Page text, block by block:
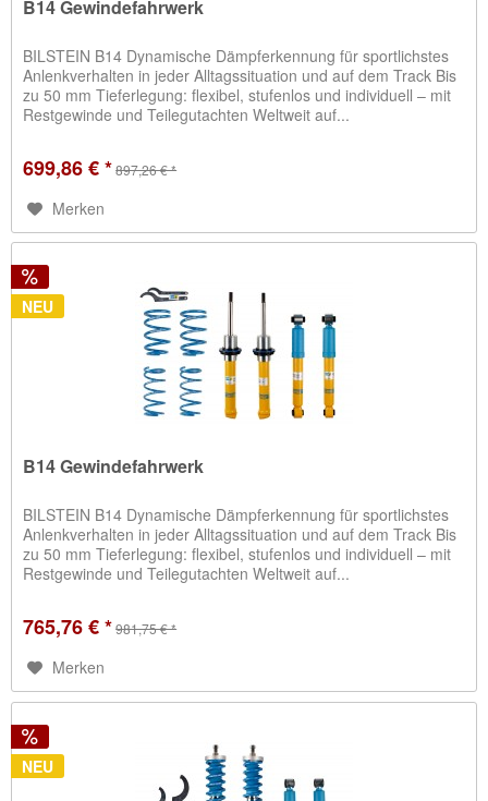
B14 Gewindefahrwerk
BILSTEIN B14 Dynamische Dämpferkennung für sportlichstes
Anlenkverhalten in jeder Alltagssituation und auf dem Track Bis
zu 50 mm Tieferlegung: flexibel, stufenlos und individuell – mit
Restgewinde und Teilegutachten Weltweit auf...
699,86 € *897,26 € *
Merken
NEU
B14 Gewindefahrwerk
BILSTEIN B14 Dynamische Dämpferkennung für sportlichstes
Anlenkverhalten in jeder Alltagssituation und auf dem Track Bis
zu 50 mm Tieferlegung: flexibel, stufenlos und individuell – mit
Restgewinde und Teilegutachten Weltweit auf...
765,76 € *981,75 € *
Merken
NEU